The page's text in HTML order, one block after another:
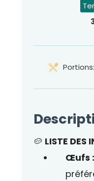
Portions:
🥔 LISTE DES
Œufs :